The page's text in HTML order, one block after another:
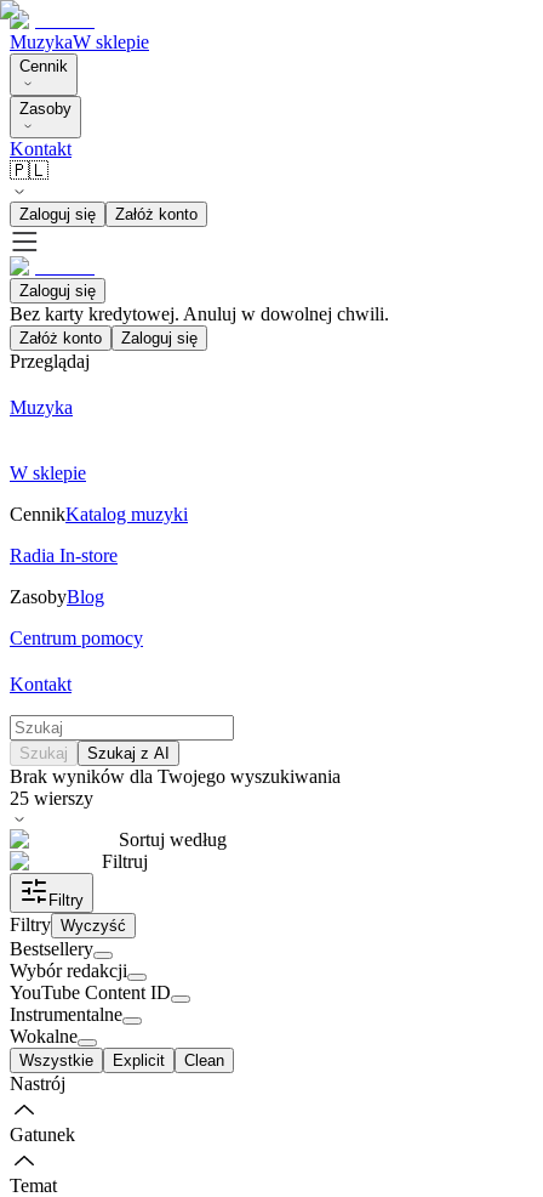
MuzykaW sklepie
Cennik
Zasoby
Kontakt
🇵🇱
Zaloguj się Załóż konto
Zaloguj się
Bez karty kredytowej. Anuluj w dowolnej chwili.
Załóż konto Zaloguj się
Przeglądaj
Muzyka
W sklepie
CennikKatalog muzyki
Radia In-store
ZasobyBlog
Centrum pomocy
Kontakt
Szukaj Szukaj z AI
Brak wyników dla Twojego wyszukiwania
25 wierszy
Sortuj według
Filtruj
Filtry
Filtry Wyczyść
Bestsellery
Wybór redakcji
YouTube Content ID
Instrumentalne
Wokalne
Wszystkie Explicit Clean
Nastrój
Gatunek
Temat